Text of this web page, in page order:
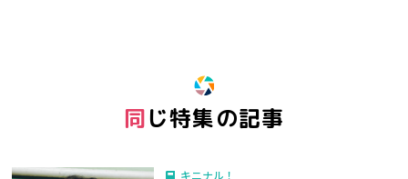
同じ特集の記事
キニナル！